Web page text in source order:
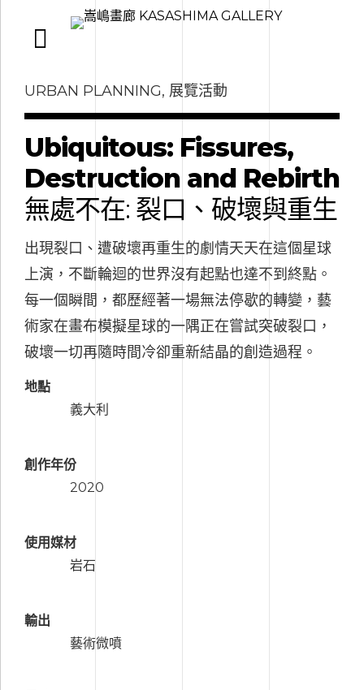
URBAN PLANNING, 展覽活動
Ubiquitous: Fissures,
Destruction and Rebirth
無處不在: 裂口、破壞與重生
出現裂口、遭破壞再重生的劇情天天在這個星球
上演，不斷輪迴的世界沒有起點也達不到終點。
每一個瞬間，都歷經著一場無法停歇的轉變，藝
術家在畫布模擬星球的一隅正在嘗試突破裂口，
破壞一切再隨時間冷卻重新結晶的創造過程。
地點
義大利
創作年份
2020
使用媒材
岩石
輸出
藝術微噴